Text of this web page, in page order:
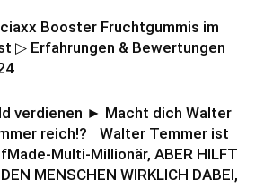
Booster Fruchtgummis im
▷ Erfahrungen & Bewertungen
verdienen ► Macht dich Walter
reich!? Walter Temmer ist
Multi-Millionär, ABER HILFT
MENSCHEN WIRKLICH DABEI,